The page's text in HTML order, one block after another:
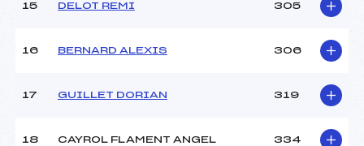
15 DELOT REMI 305
16 BERNARD ALEXIS 306
17 GUILLET DORIAN 319
18 CAYROL FLAMENT ANGEL 334